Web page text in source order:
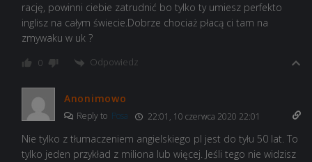
rację, powinni ciebie zatrudnić bo tylko ty umiesz perfekto
inglisz na całym świecie.Dobrze chociaż płacą ci tam na
zmywaku w uk ?
0 Odpowiedz
Anonimowo
Reply to Posa 22:01, 10 czerwca 2020 22:01
Nie tylko z tłumaczeniem angielskiego pl jest do tyłu 50 lat. To
tylko jeden przykład z miliona lub więcej. Jeśli tego nie widzisz